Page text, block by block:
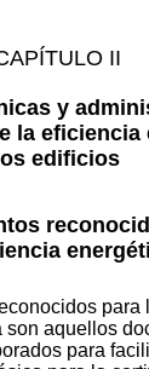
II
y
la eficiencia
los edificios
para
aquellos
para